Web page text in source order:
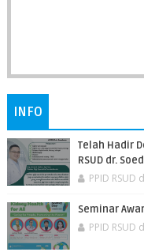
INFO
Telah Hadir
RSUD dr.
PPID RSUD
Seminar
PPID RSUD